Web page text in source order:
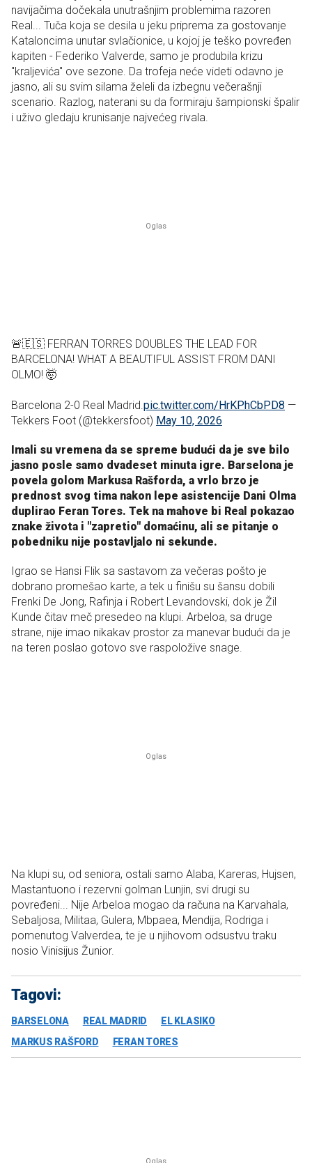
navijačima dočekala unutrašnjim problemima razoren
Real... Tuča koja se desila u jeku priprema za gostovanje
Kataloncima unutar svlačionice, u kojoj je teško povređen
kapiten - Federiko Valverde, samo je produbila krizu
"kraljevića" ove sezone. Da trofeja neće videti odavno je
jasno, ali su svim silama želeli da izbegnu večerašnji
scenario. Razlog, naterani su da formiraju šampionski špalir
i uživo gledaju krunisanje najvećeg rivala.
🚨🇪🇸 FERRAN TORRES DOUBLES THE LEAD FOR
BARCELONA! WHAT A BEAUTIFUL ASSIST FROM DANI
OLMO! 🤯
Barcelona 2-0 Real Madrid. pic.twitter.com/HrKPhCbPD8 —
Tekkers Foot (@tekkersfoot) May 10, 2026
Imali su vremena da se spreme budući da je sve bilo
jasno posle samo dvadeset minuta igre. Barselona je
povela golom Markusa Rašforda, a vrlo brzo je
prednost svog tima nakon lepe asistencije Dani Olma
duplirao Feran Tores. Tek na mahove bi Real pokazao
znake života i "zapretio" domaćinu, ali se pitanje o
pobedniku nije postavljalo ni sekunde.
Igrao se Hansi Flik sa sastavom za večeras pošto je
dobrano promešao karte, a tek u finišu su šansu dobili
Frenki De Jong, Rafinja i Robert Levandovski, dok je Žil
Kunde čitav meč presedeo na klupi. Arbeloa, sa druge
strane, nije imao nikakav prostor za manevar budući da je
na teren poslao gotovo sve raspoložive snage.
Na klupi su, od seniora, ostali samo Alaba, Kareras, Hujsen,
Mastantuono i rezervni golman Lunjin, svi drugi su
povređeni... Nije Arbeloa mogao da računa na Karvahala,
Sebaljosa, Militaa, Gulera, Mbpaea, Mendija, Rodriga i
pomenutog Valverdea, te je u njihovom odsustvu traku
nosio Vinisijus Žunior.
Tagovi:
BARSELONA REAL MADRID
EL KLASIKO
MARKUS RAŠFORD
FERAN TORES